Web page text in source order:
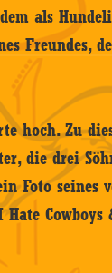
als
Freundes,
hoch. Zu
die drei
Foto seines
Cowboys